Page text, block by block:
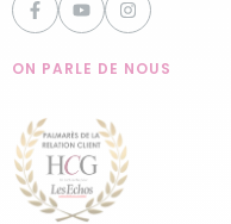
ON PARLE DE NOUS